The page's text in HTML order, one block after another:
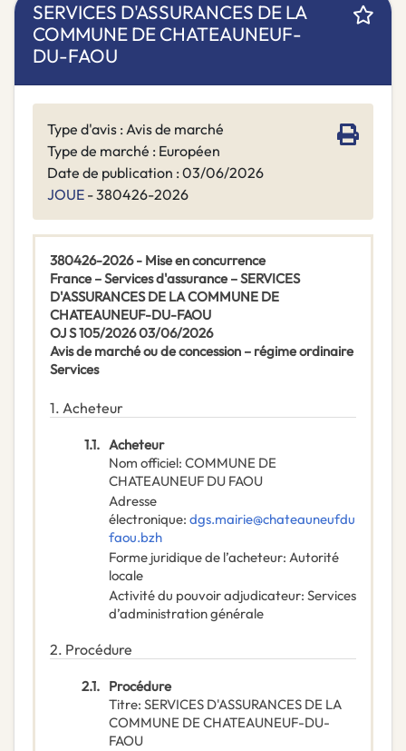
SERVICES D'ASSURANCES DE LA
COMMUNE DE CHATEAUNEUF-
DU-FAOU
Type d'avis : Avis de marché
Type de marché : Européen
Date de publication : 03/06/2026
JOUE - 380426-2026
380426-2026 - Mise en concurrence
France – Services d'assurance – SERVICES
D'ASSURANCES DE LA COMMUNE DE
CHATEAUNEUF-DU-FAOU
OJ S 105/2026 03/06/2026
Avis de marché ou de concession – régime ordinaire
Services
1. Acheteur
1.1. Acheteur
Nom officiel: COMMUNE DE
CHATEAUNEUF DU FAOU
Adresse
électronique: dgs.mairie@chateauneufdu
faou.bzh
Forme juridique de l’acheteur: Autorité
locale
Activité du pouvoir adjudicateur: Services
d’administration générale
2. Procédure
2.1. Procédure
Titre: SERVICES D'ASSURANCES DE LA
COMMUNE DE CHATEAUNEUF-DU-
FAOU